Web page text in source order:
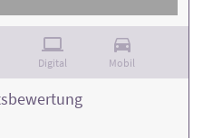
Digital Mobil